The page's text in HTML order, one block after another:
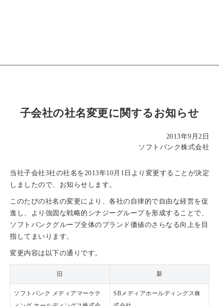
子会社の社名変更に関するお知らせ
2013年9月2日
ソフトバンク株式会社
当社子会社3社の社名を2013年10月1日より変更することが決定
しましたので、お知らせします。
このたびの社名の変更により、各社の自律的で自由な経営を促
進し、より強固な戦略的シナジーグループを形成することで、
ソフトバンクグループ全体のブランド価値のさらなる向上を目
指してまいります。
変更内容は以下の通りです。
旧 新
ソフトバンク メディアマーケテ
SBメディアホールディングス株